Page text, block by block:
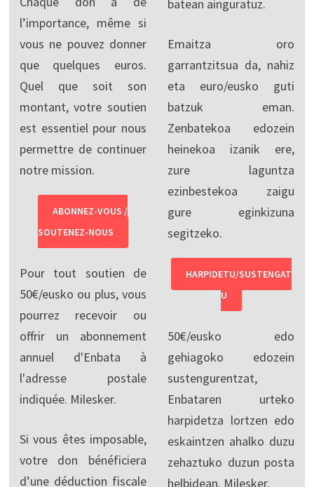
l’importance, même si
vous ne pouvez donner
que quelques euros.
Quel que soit son
montant, votre soutien
est essentiel pour nous
permettre de continuer
notre mission.
ABONNEZ-VOUS /
SOUTENEZ-NOUS
Pour tout soutien de
50€/eusko ou plus, vous
pourrez recevoir ou
offrir un abonnement
annuel d'Enbata à
l'adresse postale
indiquée. Milesker.
Si vous êtes imposable,
votre don bénéficiera
d’une déduction fiscale
batean ainguratuz.
Emaitza oro
garrantzitsua da, nahiz
eta euro/eusko guti
batzuk eman.
Zenbatekoa edozein
heinekoa izanik ere,
zure laguntza
ezinbestekoa zaigu
gure eginkizuna
segitzeko.
HARPIDETU/SUSTENGAT
U
50€/eusko edo
gehiagoko edozein
sustengurentzat,
Enbataren urteko
harpidetza lortzen edo
eskaintzen ahalko duzu
zehaztuko duzun posta
helbidean. Milesker.